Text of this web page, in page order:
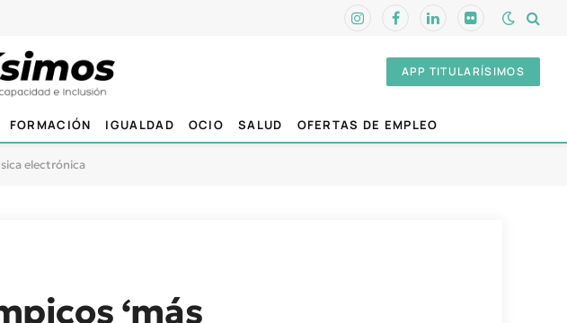
InstagramFacebookLinkedInFlickr
APP TITULARÍSIMOS
FORMACIÓN IGUALDAD OCIO SALUD OFERTAS DE EMPLEO
electrónica
‘más